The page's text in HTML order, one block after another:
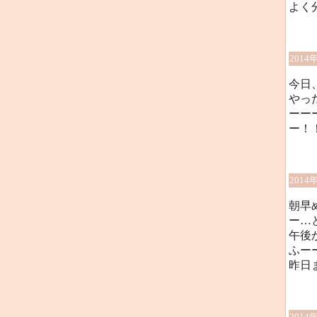
よく
2014
今日
やっ
ーー
ー！
2014
朝早
ー…
午後
ふー
昨日